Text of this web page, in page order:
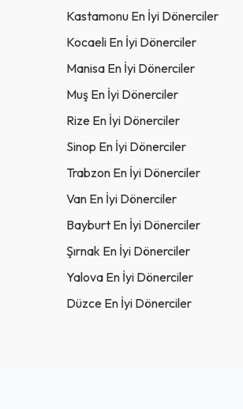
Kastamonu En İyi Dönerciler
Kocaeli En İyi Dönerciler
Manisa En İyi Dönerciler
Muş En İyi Dönerciler
Rize En İyi Dönerciler
Sinop En İyi Dönerciler
Trabzon En İyi Dönerciler
Van En İyi Dönerciler
Bayburt En İyi Dönerciler
Şırnak En İyi Dönerciler
Yalova En İyi Dönerciler
Düzce En İyi Dönerciler